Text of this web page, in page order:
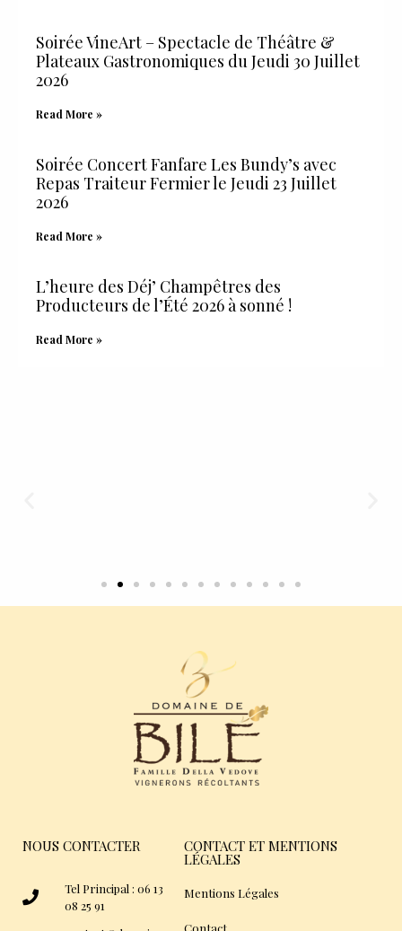
Soirée VineArt – Spectacle de Théâtre &
Plateaux Gastronomiques du Jeudi 30 Juillet
2026
Read More »
Soirée Concert Fanfare Les Bundy’s avec
Repas Traiteur Fermier le Jeudi 23 Juillet
2026
Read More »
L’heure des Déj’ Champêtres des
Producteurs de l’Été 2026 à sonné !
Read More »
NOUS CONTACTER
Tel Principal : 06 13
08 25 91
CONTACT ET MENTIONS
LÉGALES
Mentions Légales
Contact